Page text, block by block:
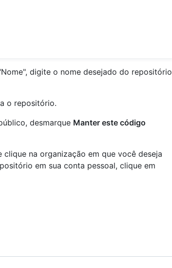
digite o nome desejado do repositório
o repositório.
desmarque Manter este código
clique na organização em que você deseja
em sua conta pessoal, clique em